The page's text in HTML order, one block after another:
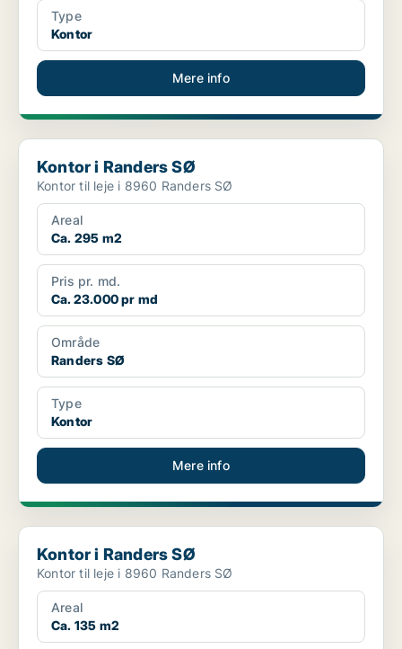
Type
Kontor
Mere info
Kontor i Randers SØ
Kontor i Randers SØ
Kontor til leje i 8960 Randers SØ
Areal
Ca. 295 m2
Pris pr. md.
Ca. 23.000 pr md
Område
Randers SØ
Type
Kontor
Mere info
Kontor i Randers SØ
Kontor i Randers SØ
Kontor til leje i 8960 Randers SØ
Areal
Ca. 135 m2